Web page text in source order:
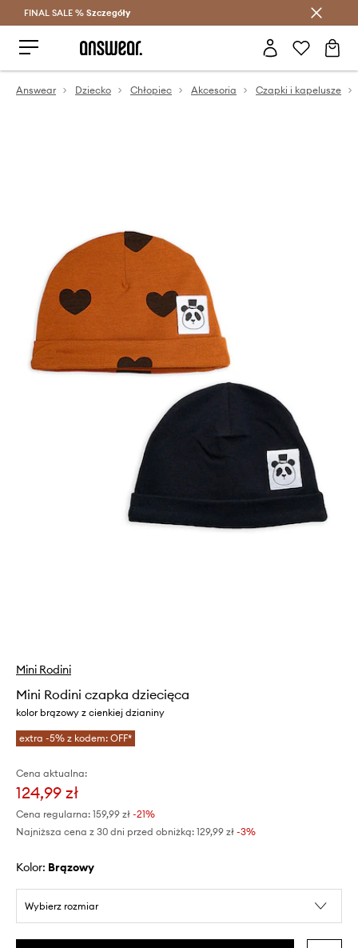
Oszczędzaj z Answear Club >
FINAL SALE % Szczegóły
Answear Dziecko Chłopiec Akcesoria Czapki i kapelusze
Mini Rodini
Mini Rodini czapka dziecięca
kolor brązowy z cienkiej dzianiny
extra -5% z kodem: OFF*
Cena aktualna:
124,99 zł
Cena regularna: 159,99 zł -21%
Najniższa cena z 30 dni przed obniżką: 129,99 zł -3%
Kolor: brązowy
Wybierz rozmiar